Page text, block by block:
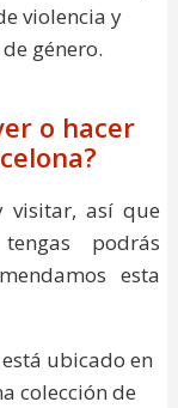
violencia y
género.
o hacer
visitar, así que
podrás
esta
está ubicado en
colección de